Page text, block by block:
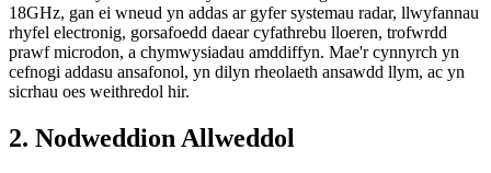
18GHz, gan ei wneud yn addas ar gyfer systemau radar, llwyfannau
rhyfel electronig, gorsafoedd daear cyfathrebu lloeren, trofwrdd
prawf microdon, a chymwysiadau amddiffyn. Mae'r cynnyrch yn
cefnogi addasu ansafonol, yn dilyn rheolaeth ansawdd llym, ac yn
sicrhau oes weithredol hir.
2. Nodweddion Allweddol